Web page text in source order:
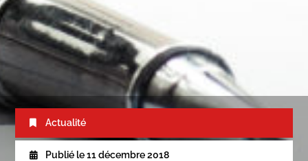
Actualité
Publié le 11 décembre 2018